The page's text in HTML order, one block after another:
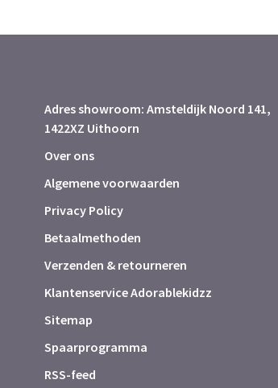
Adres showroom: Amsteldijk Noord 141,
1422XZ Uithoorn
Over ons
Algemene voorwaarden
Privacy Policy
Betaalmethoden
Verzenden & retourneren
Klantenservice Adorablekidzz
Sitemap
Spaarprogramma
RSS-feed